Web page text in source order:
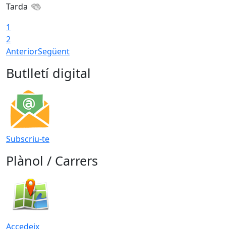
Tarda
1
2
AnteriorSegüent
Butlletí digital
Subscriu-te
Plànol / Carrers
Accedeix